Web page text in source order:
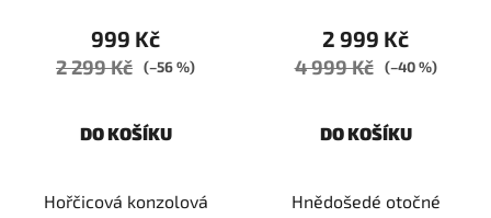
999 Kč
2 299 Kč (–56 %)
DO KOŠÍKU
Hořčicová konzolová
2 999 Kč
4 999 Kč (–40 %)
DO KOŠÍKU
Hnědošedé otočné